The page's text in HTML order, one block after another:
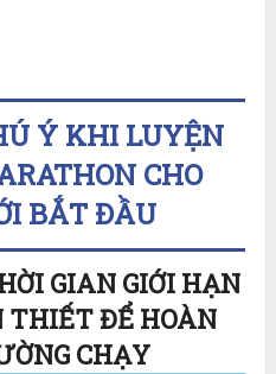
Ý KHI LUYỆN
CHO
BẮT ĐẦU
GIAN GIỚI HẠN
THIẾT ĐỂ HOÀN
CHẠY